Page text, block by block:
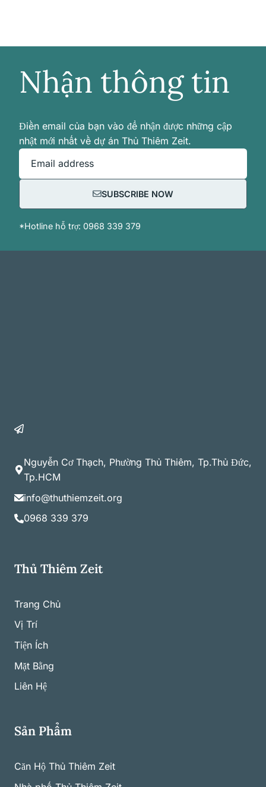
Nhận thông tin
Điền email của bạn vào để nhận được những cập
nhật mới nhất về dự án Thủ Thiêm Zeit.
Email address
SUBSCRIBE NOW
*Hotline hỗ trợ: 0968 339 379
Nguyễn Cơ Thạch, Phường Thủ Thiêm, Tp.Thủ Đức,
Tp.HCM
info@thuthiemzeit.org
0968 339 379
Thủ Thiêm Zeit
Trang Chủ
Vị Trí
Tiện Ích
Mặt Bằng
Liên Hệ
Sản Phẩm
Căn Hộ Thủ Thiêm Zeit